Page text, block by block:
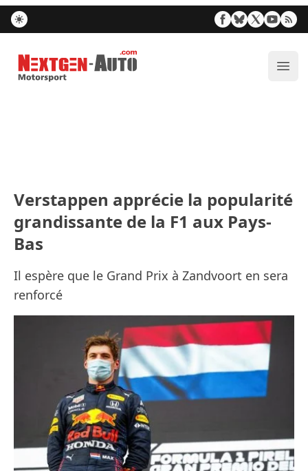
Nextgen-Auto.com
Verstappen apprécie la popularité
grandissante de la F1 aux Pays-
Bas
Il espère que le Grand Prix à Zandvoort en sera
renforcé